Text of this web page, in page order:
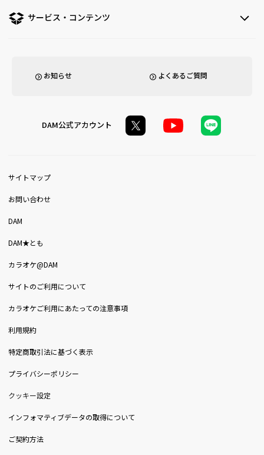
サービス・コンテンツ
お知らせ よくあるご質問
DAM公式アカウント
サイトマップ
お問い合わせ
DAM
DAM★とも
カラオケ@DAM
サイトのご利用について
カラオケご利用にあたっての注意事項
利用規約
特定商取引法に基づく表示
プライバシーポリシー
クッキー設定
インフォマティブデータの取得について
ご契約方法